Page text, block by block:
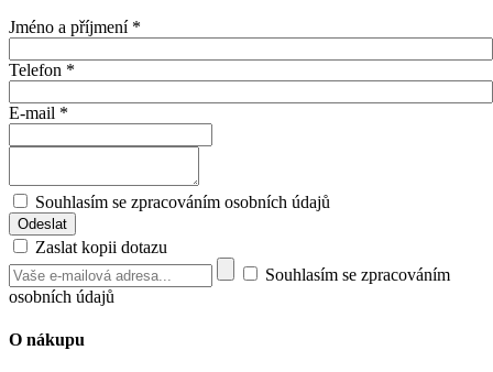
Jméno a příjmení *
Telefon *
E-mail *
Souhlasím se zpracováním osobních údajů
Zaslat kopii dotazu
Souhlasím se zpracováním
osobních údajů
O nákupu